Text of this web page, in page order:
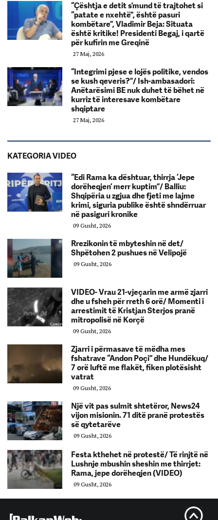
“Çështja e detit s’mund të trajtohet si
“patate e nxehtë”, është pasuri
kombëtare”, Vladimir Beja: Situata
është kritike! Presidenti Begaj, i qartë
për kufirin me Greqinë
27 Maj, 2026
“Integrimi pjese e lojës politike, vendos
se kush qeveris?”/ Ish-ambasadori:
Anëtarësimi BE nuk duhet të bëhet në
kurriz të interesave kombëtare
shqiptare
27 Maj, 2026
KATEGORIA VIDEO
“Edi Rama ka dështuar, thirrja ‘Jepe
dorëheqjen’ merr kuptim”/ Balliu:
Shqipëria u zgjua dhe fjeti me lajme
krimi, siguria publike është shndërruar
në pasiguri kronike
09 Gusht, 2026
Rrezikonin të mbyteshin në det/
Shpëtohen 2 pushues në Velipojë
09 Gusht, 2026
VIDEO- Vrau 21-vjeçarin me armë zjarri
dhe u fsheh për rreth 6 orë/ Momenti i
arrestimit të Kristjan Sterjos pranë
mitropolisë në Korçë
09 Gusht, 2026
Zjarri i përmasave të mëdha mes
fshatrave “Andon Poçi” dhe Hundëkuq/
7 orë luftë me flakët, fiken plotësisht
vatrat
09 Gusht, 2026
Një vit pas sulmit shtetëror, News24
vijon misionin. 71 ditë pranë protestës
së qytetarëve
09 Gusht, 2026
Festa kthehet në protestë/ Të rinjtë në
Lushnje mbushin sheshin me thirrjet:
Rama, jepe dorëheqjen (VIDEO)
09 Gusht, 2026